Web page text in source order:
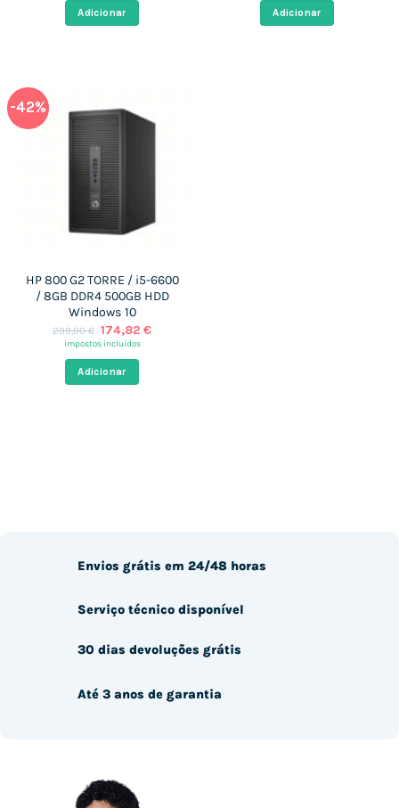
era:
259,00 €.
Adicionar
era:
299,00 €.
Adicionar
-42%
HP 800 G2 TORRE / i5-6600
/ 8GB DDR4 500GB HDD
Windows 10
299,00€ O
preço
era:
299,00 €.
174,82€O
impostos incluídos
Adicionar
Envios grátis em 24/48 horas
Serviço técnico disponível
30 dias devoluções grátis
Até 3 anos de garantia